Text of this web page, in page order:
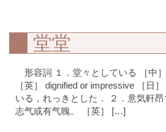
堂堂
形容詞 １．堂々としている ［中
［英］ dignified or impressive ［日
いる，れっきとした． ２．意気軒
志气或有气魄。 ［英］ […]